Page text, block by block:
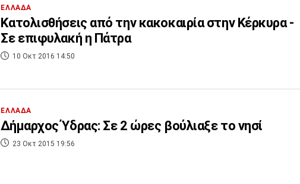
ΕΛΛΑΔΑ
Κατολισθήσεις από την κακοκαιρία στην Κέρκυρα -
Σε επιφυλακή η Πάτρα
10 Οκτ 2016 14:50
ΕΛΛΑΔΑ
Δήμαρχος Ύδρας: Σε 2 ώρες βούλιαξε το νησί
23 Οκτ 2015 19:56